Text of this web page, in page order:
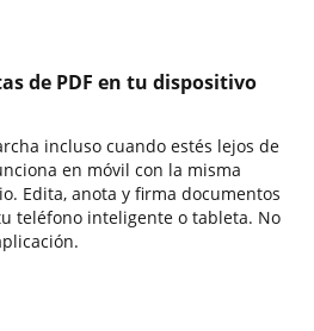
de PDF en tu dispositivo
incluso cuando estés lejos de
en móvil con la misma
Edita, anota y firma documentos
teléfono inteligente o tableta. No